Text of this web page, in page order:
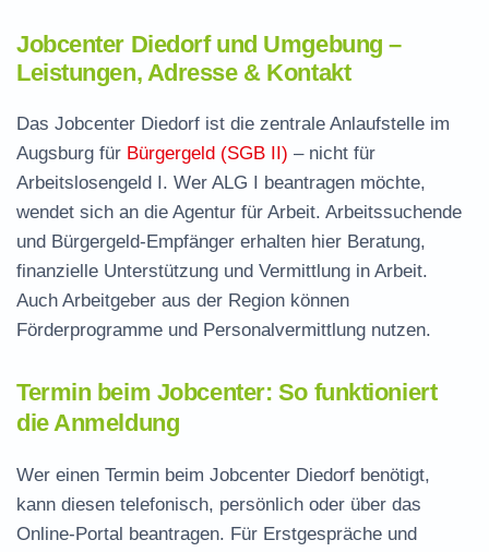
Jobcenter Diedorf und Umgebung –
Leistungen, Adresse & Kontakt
Das Jobcenter Diedorf ist die zentrale Anlaufstelle im
Augsburg für Bürgergeld (SGB II) – nicht für
Arbeitslosengeld I. Wer ALG I beantragen möchte,
wendet sich an die Agentur für Arbeit. Arbeitssuchende
und Bürgergeld-Empfänger erhalten hier Beratung,
finanzielle Unterstützung und Vermittlung in Arbeit.
Auch Arbeitgeber aus der Region können
Förderprogramme und Personalvermittlung nutzen.
Termin beim Jobcenter: So funktioniert
die Anmeldung
Wer einen Termin beim Jobcenter Diedorf benötigt,
kann diesen telefonisch, persönlich oder über das
Online-Portal beantragen. Für Erstgespräche und